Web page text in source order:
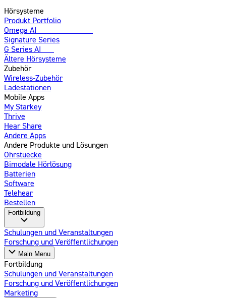
Hörsysteme
Produkt Portfolio
Omega AI
Signature Series
G Series AI
Ältere Hörsysteme
Zubehör
Wireless-Zubehör
Ladestationen
Mobile Apps
My Starkey
Thrive
Hear Share
Andere Apps
Andere Produkte und Lösungen
Ohrstuecke
Bimodale Hörlösung
Batterien
Software
Telehear
Bestellen
Fortbildung
Schulungen und Veranstaltungen
Forschung und Veröffentlichungen
Main Menu
Fortbildung
Schulungen und Veranstaltungen
Forschung und Veröffentlichungen
Marketing